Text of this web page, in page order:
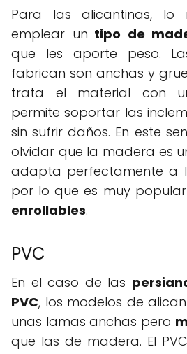
Para las alicantinas, lo
emplear un tipo de
que les aporte peso.
fabrican son anchas y
trata el material con
permite soportar las
sin sufrir daños. En este
olvidar que la madera es
adapta perfectamente a
por lo que es muy
enrollables.
PVC
En el caso de las
PVC, los modelos de
unas lamas anchas pero
que las de madera. El